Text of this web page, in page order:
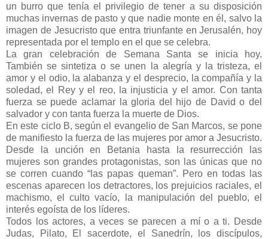
un burro que tenía el privilegio de tener a su disposición
muchas invernas de pasto y que nadie monte en él, salvo la
imagen de Jesucristo que entra triunfante en Jerusalén, hoy
representada por el templo en el que se celebra.
La gran celebración de Semana Santa se inicia hoy.
También se sintetiza o se unen la alegría y la tristeza, el
amor y el odio, la alabanza y el desprecio, la compañía y la
soledad, el Rey y el reo, la injusticia y el amor. Con tanta
fuerza se puede aclamar la gloria del hijo de David o del
salvador y con tanta fuerza la muerte de Dios.
En este ciclo B, según el evangelio de San Marcos, se pone
de manifiesto la fuerza de las mujeres por amor a Jesucristo.
Desde la unción en Betania hasta la resurrección las
mujeres son grandes protagonistas, son las únicas que no
se corren cuando “las papas queman”. Pero en todas las
escenas aparecen los detractores, los prejuicios raciales, el
machismo, el culto vacío, la manipulación del pueblo, el
interés egoísta de los líderes.
Todos los actores, a veces se parecen a mí o a ti. Desde
Judas, Pilato, El sacerdote, el Sanedrín, los discípulos,